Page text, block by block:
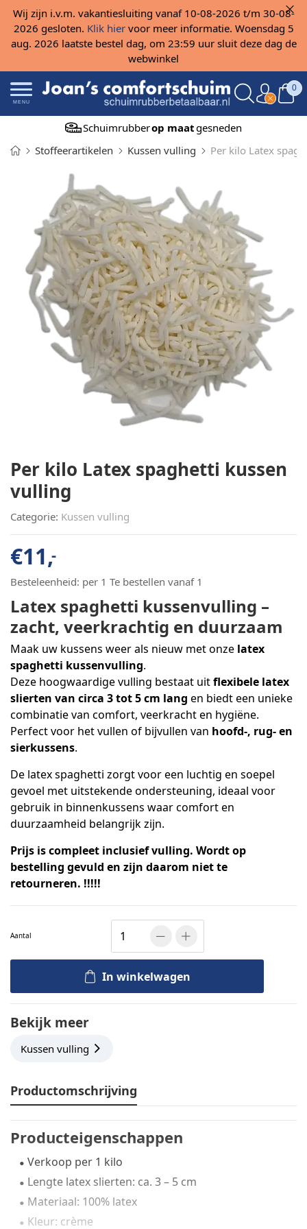
Wij zijn i.v.m. vakantiesluiting vanaf 10-08-2026 t/m 30-08-
2026 gesloten. Klik hiervoor meer informatie. Woensdag 5
aug. 2026 laatste bestel dag, om 23:59 uur sluit deze dag de
webwinkel
MENU
0
Schuimrubberop maatgesneden
Stoffeerartikelen
Kussen vulling Per kilo Latex
Per kilo Latex spaghetti kussen
vulling
Categorie: Kussen vulling
€11,-
Besteleenheid: per 1 Te bestellen vanaf 1
Latex spaghetti kussenvulling –
zacht, veerkrachtig en duurzaam
Maak uw kussens weer als nieuw met onze latex
spaghetti kussenvulling.
Deze hoogwaardige vulling bestaat uitflexibele latex
slierten van circa 3 tot 5 cm lang en biedt een unieke
combinatie van comfort, veerkracht en hygiëne.
Perfect voor het vullen of bijvullen van hoofd-, rug- en
sierkussens.
De latex spaghetti zorgt voor een luchtig en soepel
gevoel met uitstekende ondersteuning, ideaal voor
gebruik in binnenkussens waar comfort en
duurzaamheid belangrijk zijn.
Prijs is compleet inclusief vulling. Wordt op
bestelling gevuld en zijn daarom niet te
retourneren. !!!!!
Aantal
In winkelwagen
Bekijk meer
Kussen vulling
Productomschrijving
Producteigenschappen
Verkoop per 1 kilo
Lengte latex slierten: ca. 3 – 5 cm
Materiaal: 100% latex
Kleur: crème